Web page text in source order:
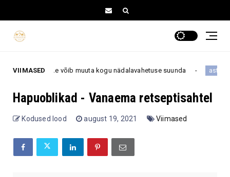
VIIMASEDvõib muuta kogu nädalavahetuse suunda astroloogia
Hapuoblikad - Vanaema retseptisahtel
Kodused lood august 19, 2021 Viimased